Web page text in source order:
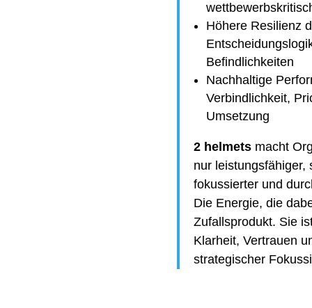
Höhere Resilienz
Befindlichkeiten
Nachhaltige
Verbindlichkeit,
Umsetzung
2 helmets macht
nur leistungsfähiger,
fokussierter und
Die Energie, die
Zufallsprodukt. Sie
Klarheit, Vertrauen
strategischer